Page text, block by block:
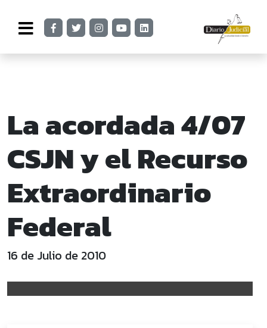
La acordada 4/07
CSJN y el Recurso
Extraordinario
Federal
16 de Julio de 2010